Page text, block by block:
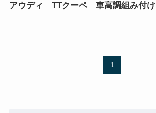
アウディ TTクーペ 車高調組み付け
1